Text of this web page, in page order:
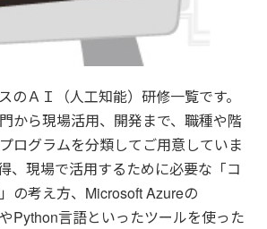
のＡＩ（人工知能）研修一覧です。
から現場活用、開発まで、職種や階
ログラムを分類してご用意していま
、現場で活用するために必要な「コ
の考え方、Microsoft Azureの
Python言語といったツールを使った